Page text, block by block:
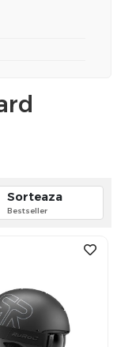
Sorteaza
Bestseller